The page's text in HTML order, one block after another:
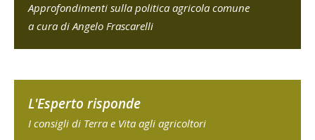
Approfondimenti sulla politica agricola comune
a cura di Angelo Frascarelli
L'Esperto risponde
I consigli di Terra e Vita agli agricoltori